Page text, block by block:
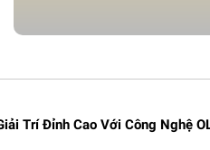
TríĐỉnh Cao Với Công Nghệ